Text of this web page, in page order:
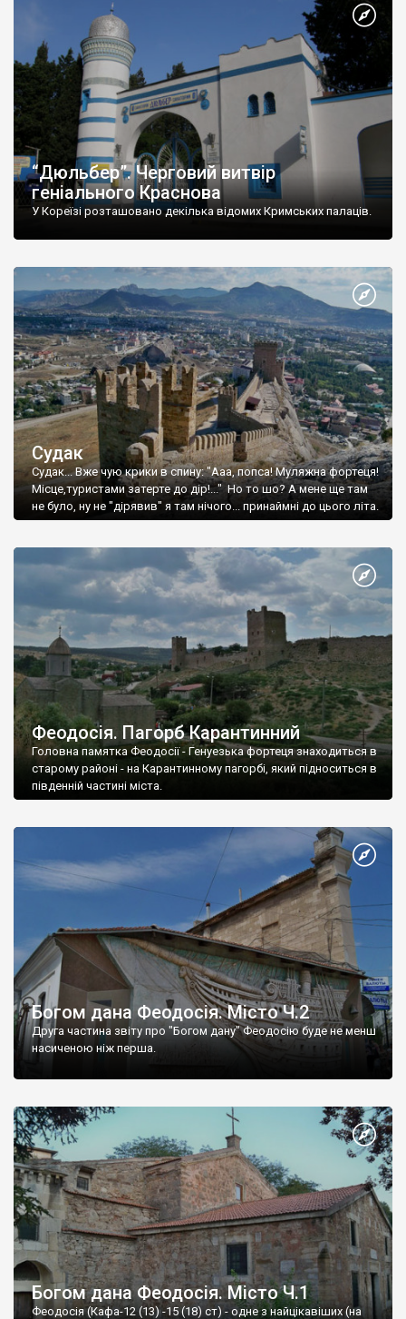
“Дюльбер”. Черговий витвір
геніального Краснова
У Кореїзі розташовано декілька відомих Кримських палаців.
Судак
Судак... Вже чую крики в спину: "Ааа, попса! Муляжна фортеця!
Місце,туристами затерте до дір!..." Но то шо? А мене ще там
не було, ну не "дірявив" я там нічого... принаймні до цього літа.
Феодосія. Пагорб Карантинний
Головна памятка Феодосії - Генуезька фортеця знаходиться в
старому районі - на Карантинному пагорбі, який підноситься в
південній частині міста.
Богом дана Феодосія. Місто Ч.2
Друга частина звіту про "Богом дану" Феодосію буде не менш
насиченою ніж перша.
Богом дана Феодосія. Місто Ч.1
Феодосія (Кафа-12 (13) -15 (18) ст) - одне з найцікавіших (на